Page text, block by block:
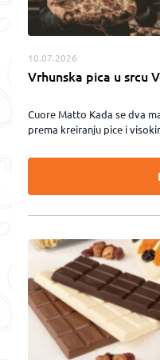
10.07.2026
Vrhunska pica u srcu
Cuore Matto Kada se dva
prema kreiranju pice i